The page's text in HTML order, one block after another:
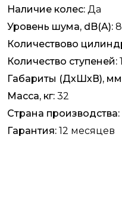
Наличие колес: Да
Уровень шума, dB(A):
Количествово
Количество ступеней: 1
Габариты (ДхШхВ),
Масса, кг: 32
Страна производства:
Гарантия: 12 месяцев